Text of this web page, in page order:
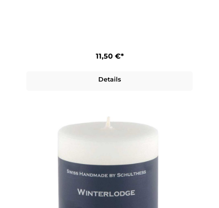
11,50 €*
Details